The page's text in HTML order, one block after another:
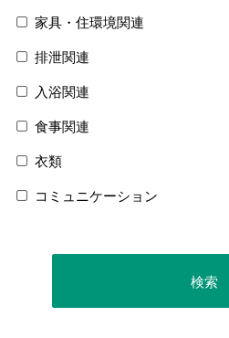
家具・住環境関連
排泄関連
入浴関連
食事関連
衣類
コミュニケーション